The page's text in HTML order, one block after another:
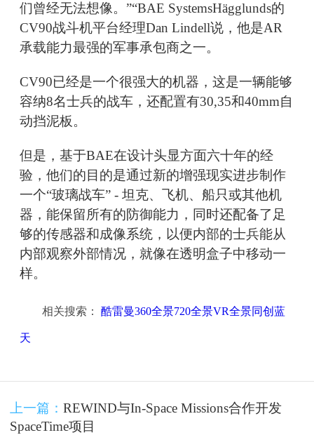
们曾经无法想像。”“BAE SystemsHägglunds的
CV90战斗机平台经理Dan Lindell说，他是AR
承载能力最强的军事承包商之一。
CV90已经是一个很强大的机器，这是一辆能够
容纳8名士兵的战车，还配置有30,35和40mm自
动挡泥板。
但是，基于BAE在设计头显方面六十年的经
验，他们的目的是通过新的增强现实进步制作
一个“玻璃战车” - 坦克、飞机、船只或其他机
器，能保留所有的防御能力，同时还配备了足
够的传感器和成像系统，以便内部的士兵能从
内部观察外部情况，就像在透明盒子中移动一
样。
相关搜索： 酷雷曼360全景720全景VR全景同创蓝
天
上一篇： REWIND与In-Space Missions合作开发
SpaceTime项目